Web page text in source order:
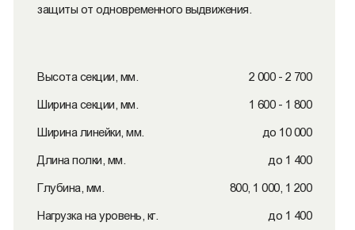
защиты от одновременного выдвижения.
Высота секции, мм. 2 000 - 2 700
Ширина секции, мм. 1 600 - 1 800
Ширина линейки, мм. до 10 000
Длина полки, мм. до 1 400
Глубина, мм. 800, 1 000, 1 200
Нагрузка на уровень, кг. до 1 400